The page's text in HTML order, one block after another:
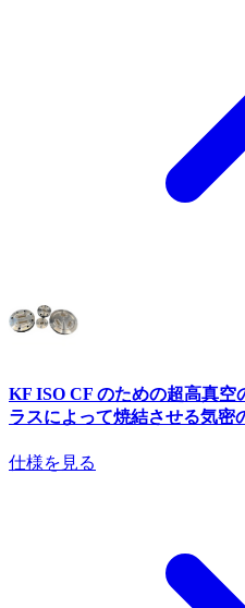
KF ISO CF のための超高真
ラスによって焼結させる気密
仕様を見る